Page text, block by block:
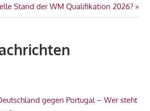
Stand der WM Qualifikation 2026?
gegen Portugal – Wer steht